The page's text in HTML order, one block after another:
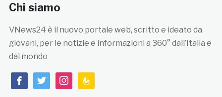
Chi siamo
VNews24 è il nuovo portale web, scritto e ideato da
giovani, per le notizie e informazioni a 360° dall’Italia e
dal mondo
facebooktwitterinstagramfeedburner